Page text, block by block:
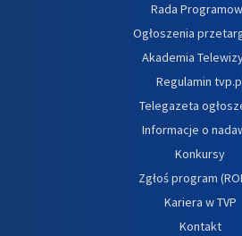
Rada
Ogłoszenia
Akademia
Regulamin
Telegazeta
Informacje o
Konkursy
Zgłoś program
Kariera w TVP
Kontakt